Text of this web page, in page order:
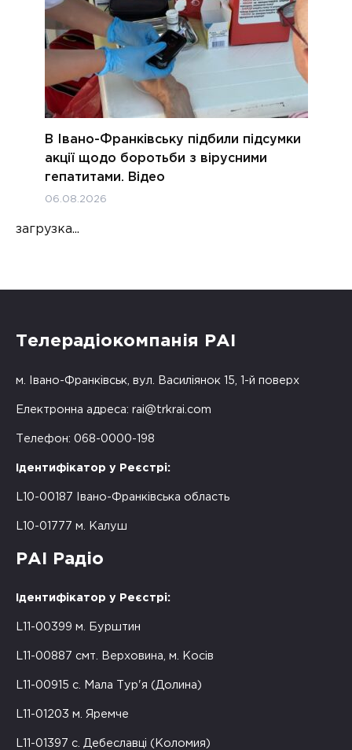
В Івано-Франківську підбили підсумки
акції щодо боротьби з вірусними
гепатитами. Відео
06.08.2026
загрузка...
Телерадіокомпанія РАІ
м. Івано-Франківськ, вул. Василіянок 15, 1-й поверх
Електронна адреса: rai@trkrai.com
Телефон: 068-0000-198
Ідентифікатор у Реєстрі:
L10-00187 Івано-Франківська область
L10-01777 м. Калуш
РАІ Радіо
Ідентифікатор у Реєстрі:
L11-00399 м. Бурштин
L11-00887 смт. Верховина, м. Косів
L11-00915 с. Мала Тур'я (Долина)
L11-01203 м. Яремче
L11-01397 с. Дебеславці (Коломия)